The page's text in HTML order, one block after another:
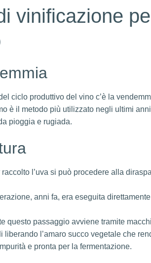
vinificazione
ciclo produttivo del vino c’è la
è il metodo più utilizzato negli ultimi
pioggia e rugiada.
raccolto l’uva si può procedere alla
anni fa, era eseguita
questo passaggio avviene tramite
liberando l’amaro succo vegetale che
e pronta per la fermentazione.